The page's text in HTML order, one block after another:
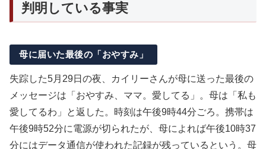
判明している事実
母に届いた最後の「おやすみ」
失踪した5月29日の夜、カイリーさんが母に送った最後の
メッセージは「おやすみ、ママ。愛してる」。母は「私も
愛してるわ」と返した。時刻は午後9時44分ごろ。携帯は
午後9時52分に電源が切られたが、母によれば午後10時37
分にはデータ通信が使われた記録が残っているという。母